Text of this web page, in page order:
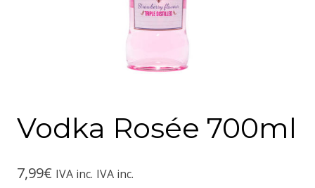
Vodka Rosée 700ml
7,99€ IVA inc. IVA inc.